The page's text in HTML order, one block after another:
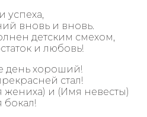
успеха,
вновь и вновь.
детским смехом,
и любовь!
день хороший!
стал!
жениха) и (Имя невесты)